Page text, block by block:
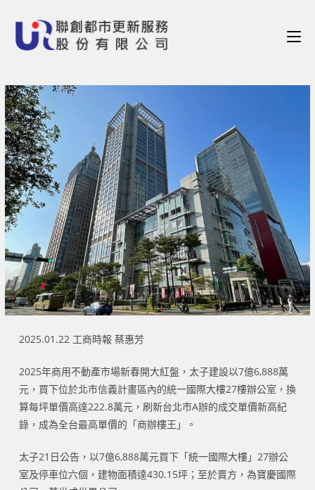
2025.01.22 工商時報 蔡惠芳
2025年商用不動產市場新春開大紅盤，太子建設以7億6,888萬
元，買下位於北市信義計畫區內的統一國際大樓27樓辦公室，換
算每坪單價高達222.8萬元，刷新台北市A辦的成交單價新高紀
錄，成為全台最高單價的「商辦樓王」。
太子21日公告，以7億6,888萬元買下「統一國際大樓」27辦公
室及停車位六個，建物面積達430.15坪；至於賣方，為寶慶國際